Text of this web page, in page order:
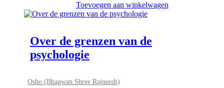
Toevoegen aan winkelwagen
Over de grenzen van de
psychologie
Osho (Bhagwan Shree Rajneesh)